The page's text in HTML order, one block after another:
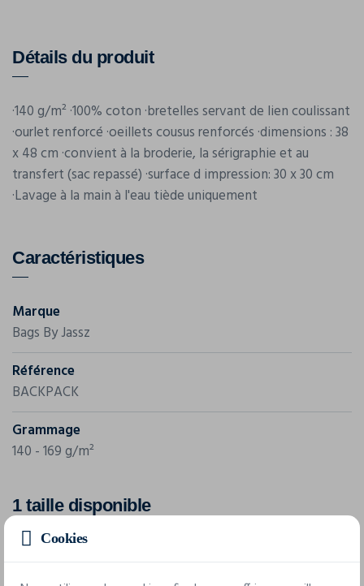
Détails du produit
·140 g/m² ·100% coton ·bretelles servant de lien coulissant
·ourlet renforcé ·oeillets cousus renforcés ·dimensions : 38
x 48 cm ·convient à la broderie, la sérigraphie et au
transfert (sac repassé) ·surface d impression: 30 x 30 cm
·Lavage à la main à l'eau tiède uniquement
Caractéristiques
Marque
Bags By Jassz
Référence
BACKPACK
Grammage
140 - 169 g/m²
1 taille disponible
taille unique
Cookies